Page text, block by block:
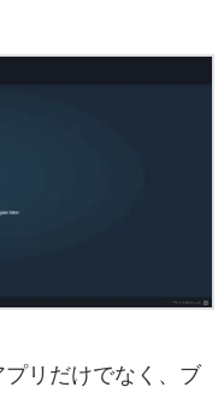
リだけでなく、ブ